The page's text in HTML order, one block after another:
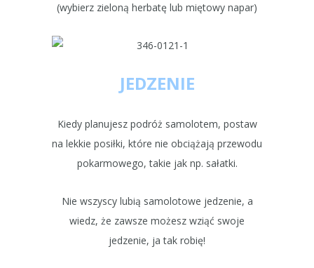
(wybierz zieloną herbatę lub miętowy napar)
JEDZENIE
Kiedy planujesz podróż samolotem, postaw
na lekkie posiłki, które nie obciążają przewodu
pokarmowego, takie jak np. sałatki.
Nie wszyscy lubią samolotowe jedzenie, a
wiedz, że zawsze możesz wziąć swoje
jedzenie, ja tak robię!